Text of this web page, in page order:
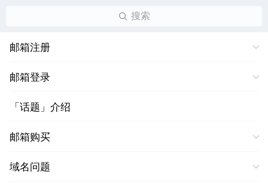
搜索
邮箱注册
邮箱登录
「话题」介绍
邮箱购买
域名问题